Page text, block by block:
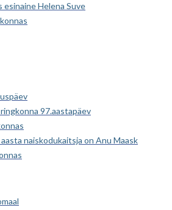
esinaine Helena Suve
97.aastapäev
naiskodukaitsja on Anu Maask